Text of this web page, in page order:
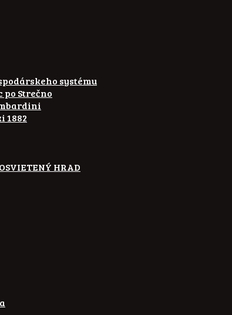
systému
po Strečno
1882
HRAD